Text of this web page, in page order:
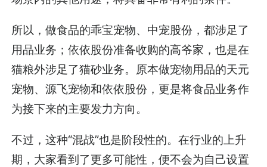
所以，做食品的乖宝宠物、中宠股份，都涉足了
用品业务；依依股份准备收购的高爷家，也是在
猫粮外涉足了猫砂业务。原本做宠物用品的天元
宠物、源飞宠物和依依股份，更是将食品业务作
为接下来的主要发力方向。
不过，这种“混战”也是阶段性的。在行业的上升
期，大家看到了更多可能性，便不会为自己设置